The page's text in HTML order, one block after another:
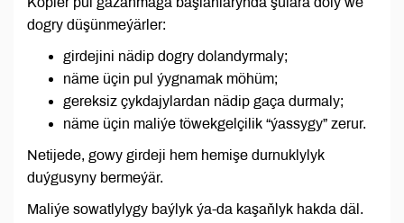
dogry düşünmeýärler:
girdejini nädip dogry dolandyrmaly;
näme üçin pul ýygnamak möhüm;
gereksiz çykdajylardan nädip gaça durmaly;
näme üçin maliýe töwekgelçilik “ýassygy” zerur.
Netijede, gowy girdeji hem hemişe durnuklylyk
duýgusyny bermeýär.
Maliýe sowatlylygy baýlyk ýa-da kaşaňlyk hakda däl.